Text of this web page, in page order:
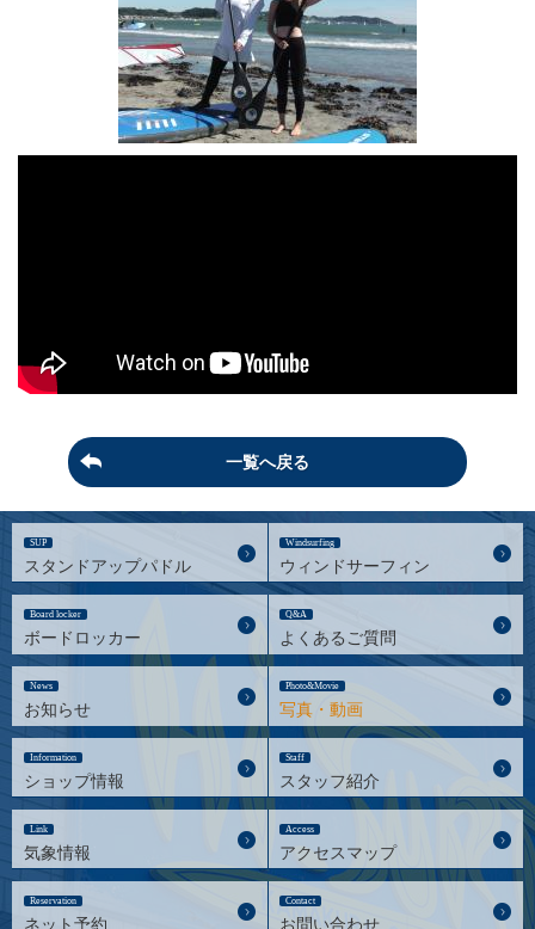
一覧へ戻る
SUP
スタンドアップパドル
Windsurfing
ウィンドサーフィン
Board locker
ボードロッカー
Q&A
よくあるご質問
News
お知らせ
Photo&Movie
写真・動画
Information
ショップ情報
Staff
スタッフ紹介
Link
気象情報
Access
アクセスマップ
Reservation
ネット予約
Contact
お問い合わせ